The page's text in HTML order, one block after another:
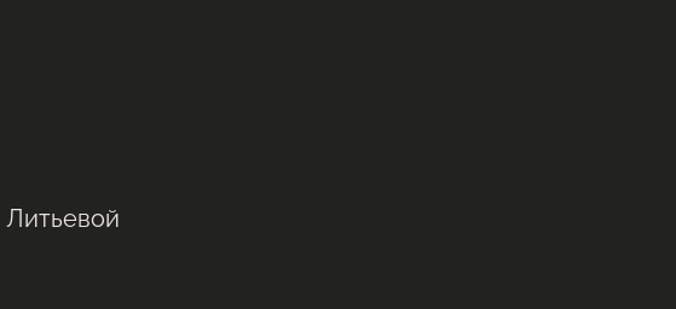
Литьевой